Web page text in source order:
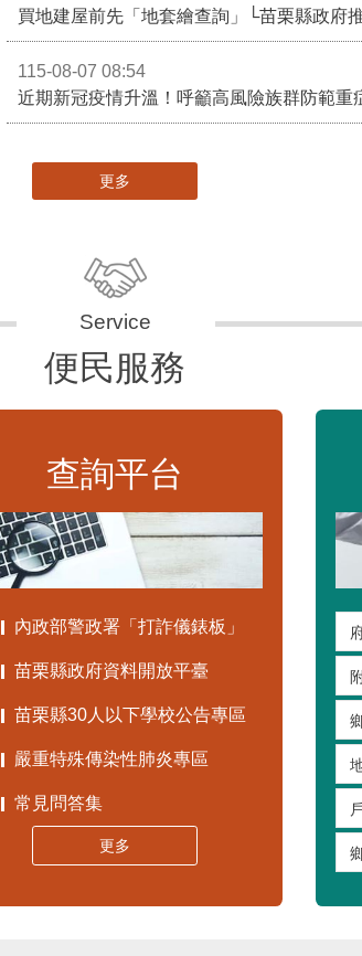
買地建屋前先「地套繪查詢」└苗栗縣政府
115-08-07 08:54
近期新冠疫情升溫！呼籲高風險族群防範重
更多
便民服務
查詢平台
內政部警政署「打詐儀錶板」
苗栗縣政府資料開放平臺
苗栗縣30人以下學校公告專區
嚴重特殊傳染性肺炎專區
常見問答集
更多